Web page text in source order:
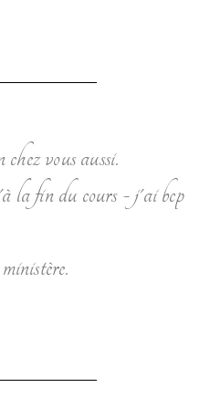
vous aussi.
la fin du cours - j'ai bcp